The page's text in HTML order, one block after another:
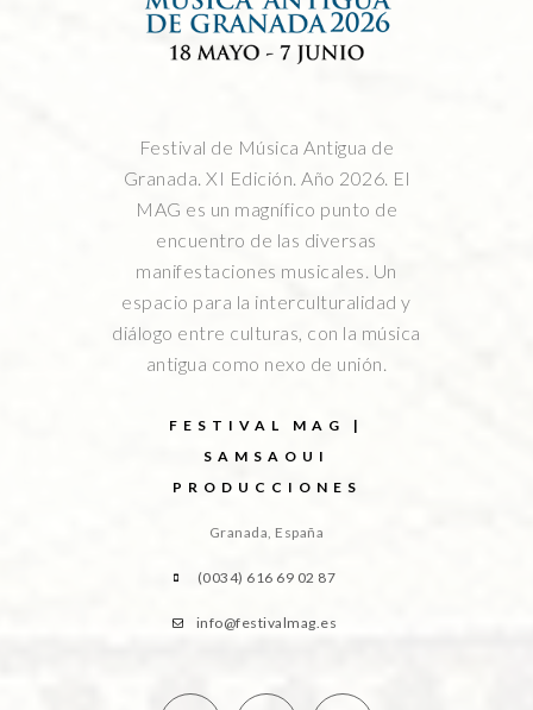
Festival de Música Antigua de
Granada. XI Edición. Año 2026. El
MAG es un magnífico punto de
encuentro de las diversas
manifestaciones musicales. Un
espacio para la interculturalidad y
diálogo entre culturas, con la música
antigua como nexo de unión.
FESTIVAL MAG |
SAMSAOUI
PRODUCCIONES
Granada, España
(0034) 616 69 02 87
info@festivalmag.es